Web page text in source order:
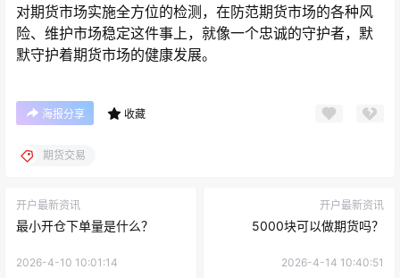
对期货市场实施全方位的检测，在防范期货市场的各种风
险、维护市场稳定这件事上，就像一个忠诚的守护者，默
默守护着期货市场的健康发展。
海报分享 收藏
期货交易
开户最新资讯
最小开仓下单量是什么？
2026-4-10 10:01:14
开户最新资讯
5000块可以做期货吗？
2026-4-14 10:40:51